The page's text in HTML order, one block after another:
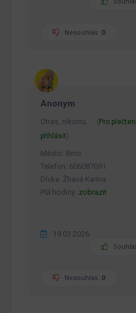
Nesouhlas 0
Anonym
Otras, nikomu… ( Pro
přihlásit )
Město: Brno
Telefon: 606087091
Dívka: Žhavá Karina
Půl hodiny: zobrazit
19.03.2026
Nesouhlas 0